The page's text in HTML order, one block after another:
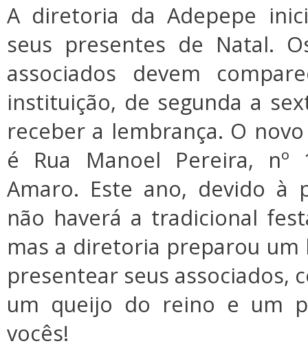
A diretoria da Adepepe
seus presentes de Natal.
associados devem
instituição, de segunda a
receber a lembrança. O
é Rua Manoel Pereira,
Amaro. Este ano, devido à
não haverá a tradicional
mas a diretoria preparou
presentear seus associados,
um queijo do reino e um
vocês!